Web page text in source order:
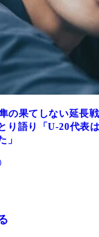
の果てしない延長
り語り「U-20代表
」